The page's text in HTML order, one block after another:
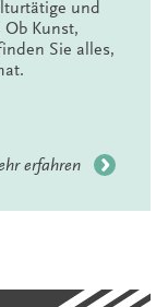
und
Kunst,
Sie alles,
erfahren